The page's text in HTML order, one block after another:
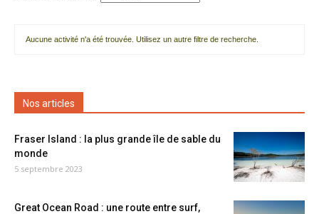
Aucune activité n'a été trouvée. Utilisez un autre filtre de recherche.
Nos articles
Fraser Island : la plus grande île de sable du
monde
5 septembre 2023
Great Ocean Road : une route entre surf,